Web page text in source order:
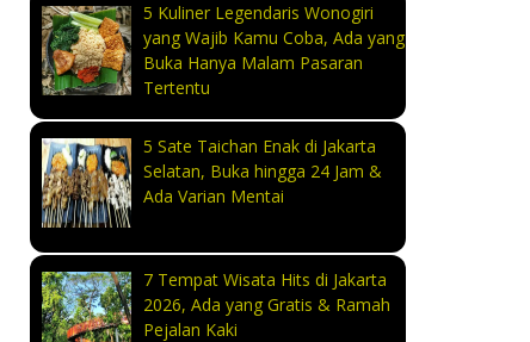
5 Kuliner Legendaris Wonogiri
yang Wajib Kamu Coba, Ada yang
Buka Hanya Malam Pasaran
Tertentu
5 Sate Taichan Enak di Jakarta
Selatan, Buka hingga 24 Jam &
Ada Varian Mentai
7 Tempat Wisata Hits di Jakarta
2026, Ada yang Gratis & Ramah
Pejalan Kaki